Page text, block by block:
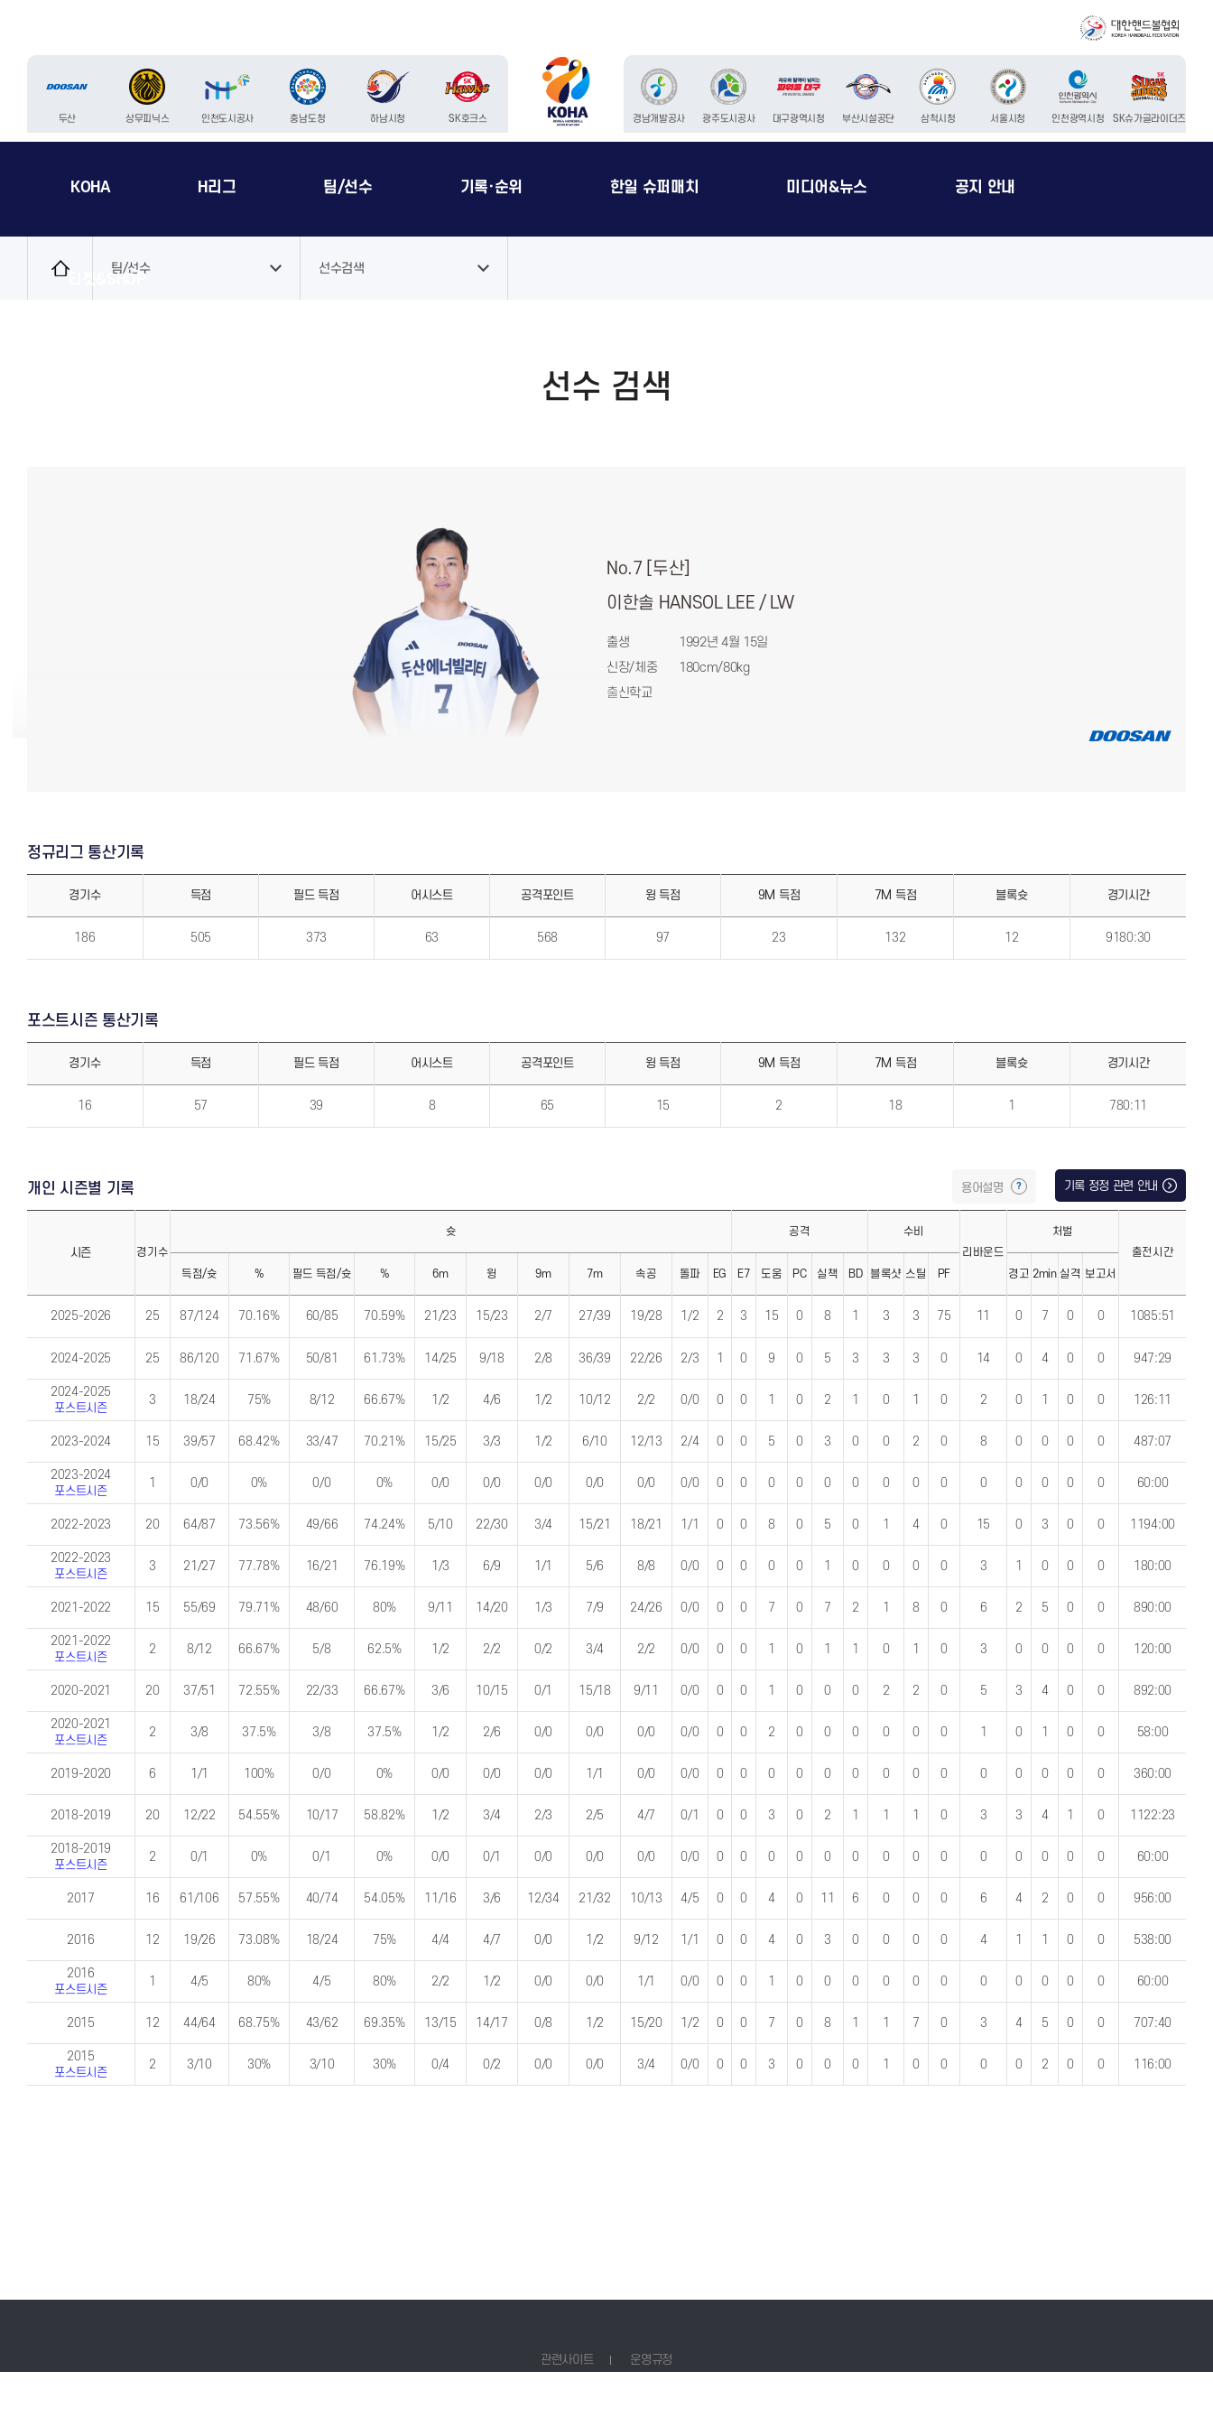
두산 상무피닉스 인천도시공사 충남도청 하남시청 SK호크스 경남개발공사 광주도시공사 대구광역시청 부산시설공단 삼척시청 서울시청 인천광역시청 SK슈가글라이더즈
KOHA H리그 팀/선수 기록·순위 한일 슈퍼매치 미디어&뉴스 공지 안내
티켓&SHOP
팀/선수 선수검색
선수 검색
No.7 [두산]
이한솔 HANSOL LEE / LW
출생
1992년 4월 15일
신장/체중
180cm/80kg
출신학교
정규리그 통산기록
그
경기수 득점 필드 득점 어시스트 공격포인트 윙 득점 9M 득점 7M 득점 블록슛 경기시간
186 505 373 63 568 97 23 132 12 9180:30
포스트시즌 통산기록
시
록
경기수 득점 필드 득점 어시스트 공격포인트 윙 득점 9M 득점 7M 득점 블록슛 경기시간
16 57 39 8 65 15 2 18 1 780:11
개인 시즌별 기록 기록 정정 관련 안내
용어설명
즌
(시
시즌
2025-2026
2024-2025
2024-2025
포스트시즌
2023-2024
2023-2024
포스트시즌
2022-2023
2022-2023
포스트시즌
2021-2022
2021-2022
포스트시즌
2020-2021
2020-2021
포스트시즌
2019-2020
2018-2019
2018-2019
포스트시즌
2017
2016
2016
포스트시즌
2015
2015
포스트시즌
즌
(기
경기수
슛 공격
수비
리바운드
처벌
출전시간
득점/슛
% 필드 득점/슛 % 6m 윙 9m 7m 속공 돌파 EG E7 도움 PC 실책 BD 블록샷 스틸 PF 경고 2min 실격 보고서
25 87/124 70.16% 60/85 70.59% 21/23 15/23 2/7 27/39 19/28 1/2 2 3 15 0 8 1 3 3 75 11 0 7 0 0 1085:51
25 86/120 71.67% 50/81 61.73% 14/25 9/18 2/8 36/39 22/26 2/3 1 0 9 0 5 3 3 3 0 14 0 4 0 0 947:29
3 18/24 75% 8/12 66.67% 1/2 4/6 1/2 10/12 2/2 0/0 0 0 1 0 2 1 0 1 0 2 0 1 0 0 126:11
15 39/57 68.42% 33/47 70.21% 15/25 3/3 1/2 6/10 12/13 2/4 0 0 5 0 3 0 0 2 0 8 0 0 0 0 487:07
1 0/0 0% 0/0 0% 0/0 0/0 0/0 0/0 0/0 0/0 0 0 0 0 0 0 0 0 0 0 0 0 0 0 60:00
20 64/87 73.56% 49/66 74.24% 5/10 22/30 3/4 15/21 18/21 1/1 0 0 8 0 5 0 1 4 0 15 0 3 0 0 1194:00
3 21/27 77.78% 16/21 76.19% 1/3 6/9 1/1 5/6 8/8 0/0 0 0 0 0 1 0 0 0 0 3 1 0 0 0 180:00
15 55/69 79.71% 48/60 80% 9/11 14/20 1/3 7/9 24/26 0/0 0 0 7 0 7 2 1 8 0 6 2 5 0 0 890:00
2 8/12 66.67% 5/8 62.5% 1/2 2/2 0/2 3/4 2/2 0/0 0 0 1 0 1 1 0 1 0 3 0 0 0 0 120:00
20 37/51 72.55% 22/33 66.67% 3/6 10/15 0/1 15/18 9/11 0/0 0 0 1 0 0 0 2 2 0 5 3 4 0 0 892:00
2 3/8 37.5% 3/8 37.5% 1/2 2/6 0/0 0/0 0/0 0/0 0 0 2 0 0 0 0 0 0 1 0 1 0 0 58:00
6 1/1 100% 0/0 0% 0/0 0/0 0/0 1/1 0/0 0/0 0 0 0 0 0 0 0 0 0 0 0 0 0 0 360:00
20 12/22 54.55% 10/17 58.82% 1/2 3/4 2/3 2/5 4/7 0/1 0 0 3 0 2 1 1 1 0 3 3 4 1 0 1122:23
2 0/1 0% 0/1 0% 0/0 0/1 0/0 0/0 0/0 0/0 0 0 0 0 0 0 0 0 0 0 0 0 0 0 60:00
16 61/106 57.55% 40/74 54.05% 11/16 3/6 12/34 21/32 10/13 4/5 0 0 4 0 11 6 0 0 0 6 4 2 0 0 956:00
12 19/26 73.08% 18/24 75% 4/4 4/7 0/0 1/2 9/12 1/1 0 0 4 0 3 0 0 0 0 4 1 1 0 0 538:00
1 4/5 80% 4/5 80% 2/2 1/2 0/0 0/0 1/1 0/0 0 0 1 0 0 0 0 0 0 0 0 0 0 0 60:00
12 44/64 68.75% 43/62 69.35% 13/15 14/17 0/8 1/2 15/20 1/2 0 0 7 0 8 1 1 7 0 3 4 5 0 0 707:40
2 3/10 30% 3/10 30% 0/4 0/2 0/0 0/0 3/4 0/0 0 0 3 0 0 0 1 0 0 0 0 2 0 0 116:00
관련사이트 운영규정